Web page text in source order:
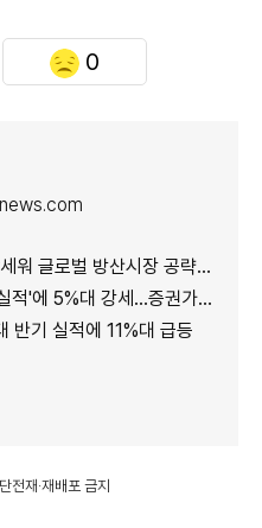
0
방산시장 공략…24일 코스닥 입성
강세…증권가 잇따라 눈높이 상향
반기 실적에 11%대 급등
전재·재배포 금지